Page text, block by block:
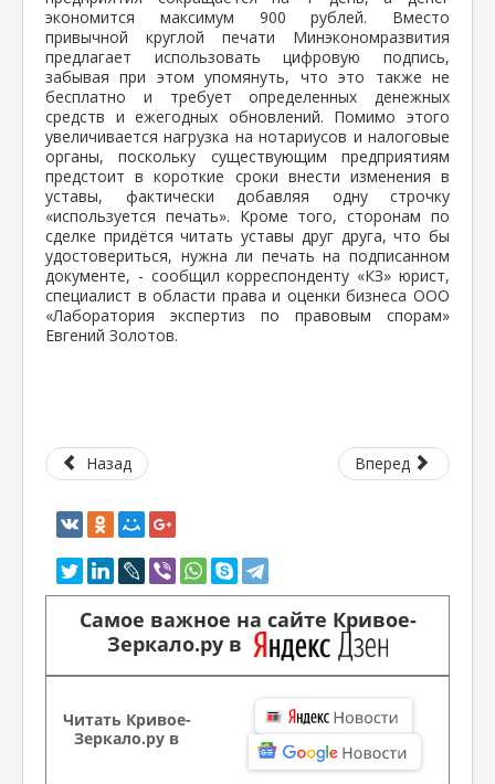
экономится максимум 900 рублей. Вместо
привычной круглой печати Минэкономразвития
предлагает использовать цифровую подпись,
забывая при этом упомянуть, что это также не
бесплатно и требует определенных денежных
средств и ежегодных обновлений. Помимо этого
увеличивается нагрузка на нотариусов и налоговые
органы, поскольку существующим предприятиям
предстоит в короткие сроки внести изменения в
уставы, фактически добавляя одну строчку
«используется печать». Кроме того, сторонам по
сделке придётся читать уставы друг друга, что бы
удостовериться, нужна ли печать на подписанном
документе, - сообщил корреспонденту «КЗ» юрист,
специалист в области права и оценки бизнеса ООО
«Лаборатория экспертиз по правовым спорам»
Евгений Золотов.
Назад Вперед
Самое важное на сайте Кривое-
Зеркало.ру в
Читать Кривое-
Зеркало.ру в